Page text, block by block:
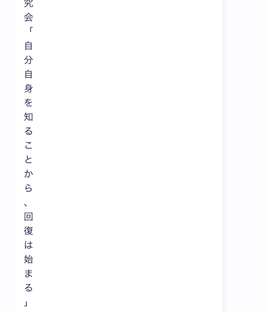
究
会
「
自
分
自
身
を
知
る
こ
と
か
ら
、
回
復
は
始
ま
る
」